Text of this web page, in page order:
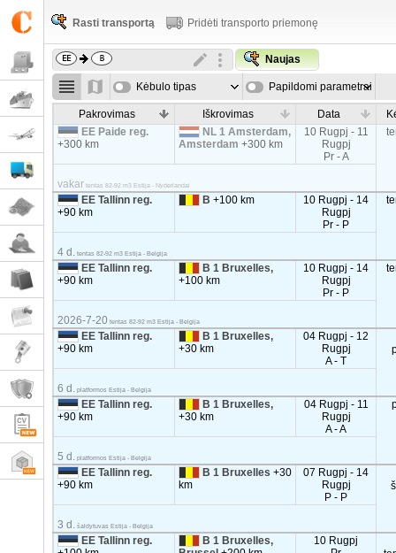
Rasti transportą Pridėti transporto priemonę
Naujas
Kėbulo tipas Papildomi parametrai
Pakrovimas Iškrovimas Data
EE Paide reg.
+300 km
NL 1 Amsterdam,
Amsterdam+300 km
10 Rugpj - 11
Rugpj
Pr - A
vakar tentas 82-92 m3 Estija - Nyderlandai
EE Tallinn reg.
+90 km
B+100 km
10 Rugpj - 14
Rugpj
Pr - P
4 d. tentas 82-92 m3 Estija - Belgija
EE Tallinn reg.
+90 km
B 1 Bruxelles,
+100 km
10 Rugpj - 14
Rugpj
Pr - P
2026-7-20 tentas 82-92 m3 Estija - Belgija
EE Tallinn reg.
+90 km
B 1 Bruxelles,
+30 km
04 Rugpj - 12
Rugpj
A - T
6 d. platformos Estija - Belgija
EE Tallinn reg.
+90 km
B 1 Bruxelles,
+30 km
04 Rugpj - 11
Rugpj
A - A
5 d. platformos Estija - Belgija
EE Tallinn reg.
+90 km
B 1 Bruxelles+30
km
07 Rugpj - 14
Rugpj
P - P
3 d. šaldytuvas Estija - Belgija
EE Tallinn reg.
B 1 Bruxelles,
10 Rugpj